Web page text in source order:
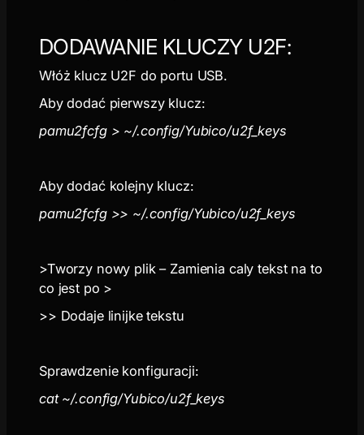
DODAWANIE KLUCZY U2F:
Włóż klucz U2F do portu USB.
Aby dodać pierwszy klucz:
pamu2fcfg > ~/.config/Yubico/u2f_keys
Aby dodać kolejny klucz:
pamu2fcfg >> ~/.config/Yubico/u2f_keys
>Tworzy nowy plik – Zamienia caly tekst na to
co jest po >
>> Dodaje linijke tekstu
Sprawdzenie konfiguracji:
cat ~/.config/Yubico/u2f_keys